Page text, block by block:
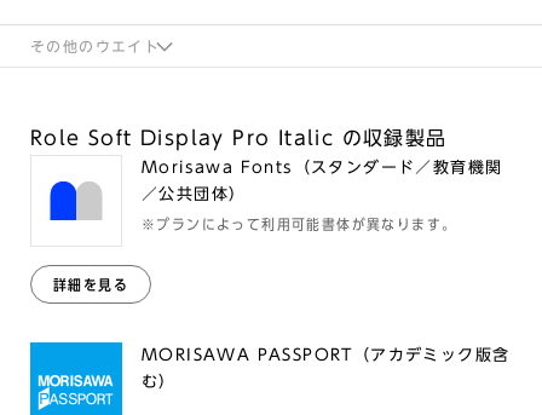
その他のウエイト
Role Soft Display Pro Italic の収録製品
Morisawa Fonts（スタンダード／教育機関
／公共団体）
※プランによって利用可能書体が異なります。
詳細を見る
MORISAWA PASSPORT（アカデミック版含
む）